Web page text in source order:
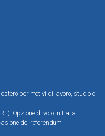
per motivi di lavoro, studio o
Opzione di voto in Italia
del referendum